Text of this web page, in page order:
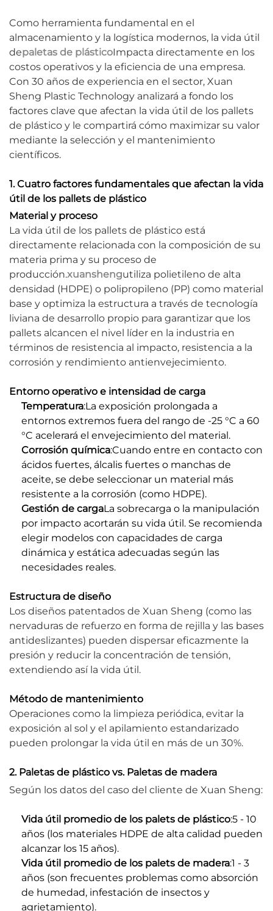
Como herramienta fundamental en el
almacenamiento y la logística modernos, la vida útil
depaletas de plásticoImpacta directamente en los
costos operativos y la eficiencia de una empresa.
Con 30 años de experiencia en el sector, Xuan
Sheng Plastic Technology analizará a fondo los
factores clave que afectan la vida útil de los pallets
de plástico y le compartirá cómo maximizar su valor
mediante la selección y el mantenimiento
científicos.
1. Cuatro factores fundamentales que afectan la vida
útil de los pallets de plástico
Material y proceso
La vida útil de los pallets de plástico está
directamente relacionada con la composición de su
materia prima y su proceso de
producción.xuanshengutiliza polietileno de alta
densidad (HDPE) o polipropileno (PP) como material
base y optimiza la estructura a través de tecnología
liviana de desarrollo propio para garantizar que los
pallets alcancen el nivel líder en la industria en
términos de resistencia al impacto, resistencia a la
corrosión y rendimiento antienvejecimiento.
Entorno operativo e intensidad de carga
Temperatura:La exposición prolongada a
entornos extremos fuera del rango de -25 °C a 60
°C acelerará el envejecimiento del material.
Corrosión química:Cuando entre en contacto con
ácidos fuertes, álcalis fuertes o manchas de
aceite, se debe seleccionar un material más
resistente a la corrosión (como HDPE).
Gestión de cargaLa sobrecarga o la manipulación
por impacto acortarán su vida útil. Se recomienda
elegir modelos con capacidades de carga
dinámica y estática adecuadas según las
necesidades reales.
Estructura de diseño
Los diseños patentados de Xuan Sheng (como las
nervaduras de refuerzo en forma de rejilla y las bases
antideslizantes) pueden dispersar eficazmente la
presión y reducir la concentración de tensión,
extendiendo así la vida útil.
Método de mantenimiento
Operaciones como la limpieza periódica, evitar la
exposición al sol y el apilamiento estandarizado
pueden prolongar la vida útil en más de un 30%.
2. Paletas de plástico vs. Paletas de madera
Según los datos del caso del cliente de Xuan Sheng:
Vida útil promedio de los palets de plástico:5 - 10
años (los materiales HDPE de alta calidad pueden
alcanzar los 15 años).
Vida útil promedio de los palets de madera:1 - 3
años (son frecuentes problemas como absorción
de humedad, infestación de insectos y
agrietamiento).